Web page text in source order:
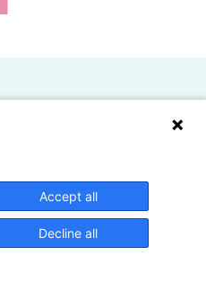
Accept all
Decline all